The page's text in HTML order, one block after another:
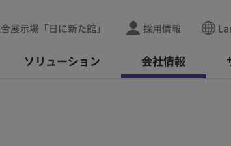
展示場「日に新た館」 採用情報
ソリューション 会社情報